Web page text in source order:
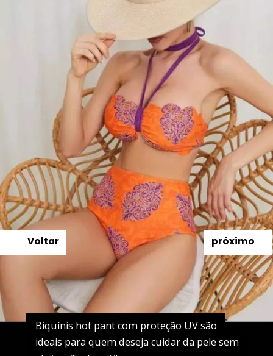
Biquínis hot pant com proteção UV são
ideais para quem deseja cuidar da pele sem
Biquínis hot pant com proteção UV são
ideais para quem deseja cuidar da pele sem
próximo
Voltar